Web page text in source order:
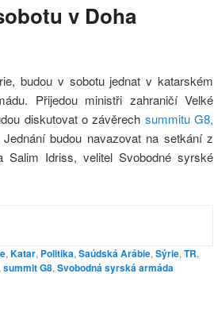
v Doha
budou v sobotu jednat v katarském
Přijedou ministři zahraničí Velké
diskutovat o závěrech summitu G8,
budou navazovat na setkání z
Idriss, velitel Svobodné syrské
, Katar, Politika, Saúdská Arábie, Sýrie, TR,
summit G8, Svobodná syrská armáda